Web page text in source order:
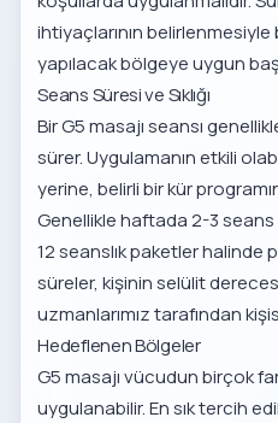
ihtiyaçlarının
yapılacak bölgeye uygun
Seans Süresi ve Sıklığı
Bir G5 masajı seansı
sürer. Uygulamanın etkili
yerine, belirli bir kür
Genellikle haftada 2-3
12 seanslık paketler halinde
süreler, kişinin selülit
uzmanlarımız tarafından
Hedeflenen Bölgeler
G5 masajı vücudun birçok
uygulanabilir. En sık tercih